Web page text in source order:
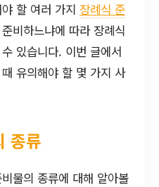
할 여러 가지 장례식 준
비하느냐에 따라 장례식
있습니다. 이번 글에서
유의해야 할 몇 가지 사
종류
물의 종류에 대해 알아볼